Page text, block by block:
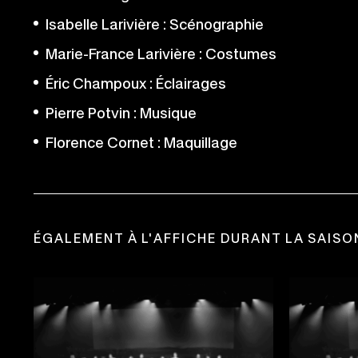
Isabelle Larivière : Scénographie
Marie-France Larivière : Costumes
Éric Champoux : Éclairages
Pierre Potvin : Musique
Florence Cornet : Maquillage
ÉGALEMENT À L'AFFICHE DURANT LA